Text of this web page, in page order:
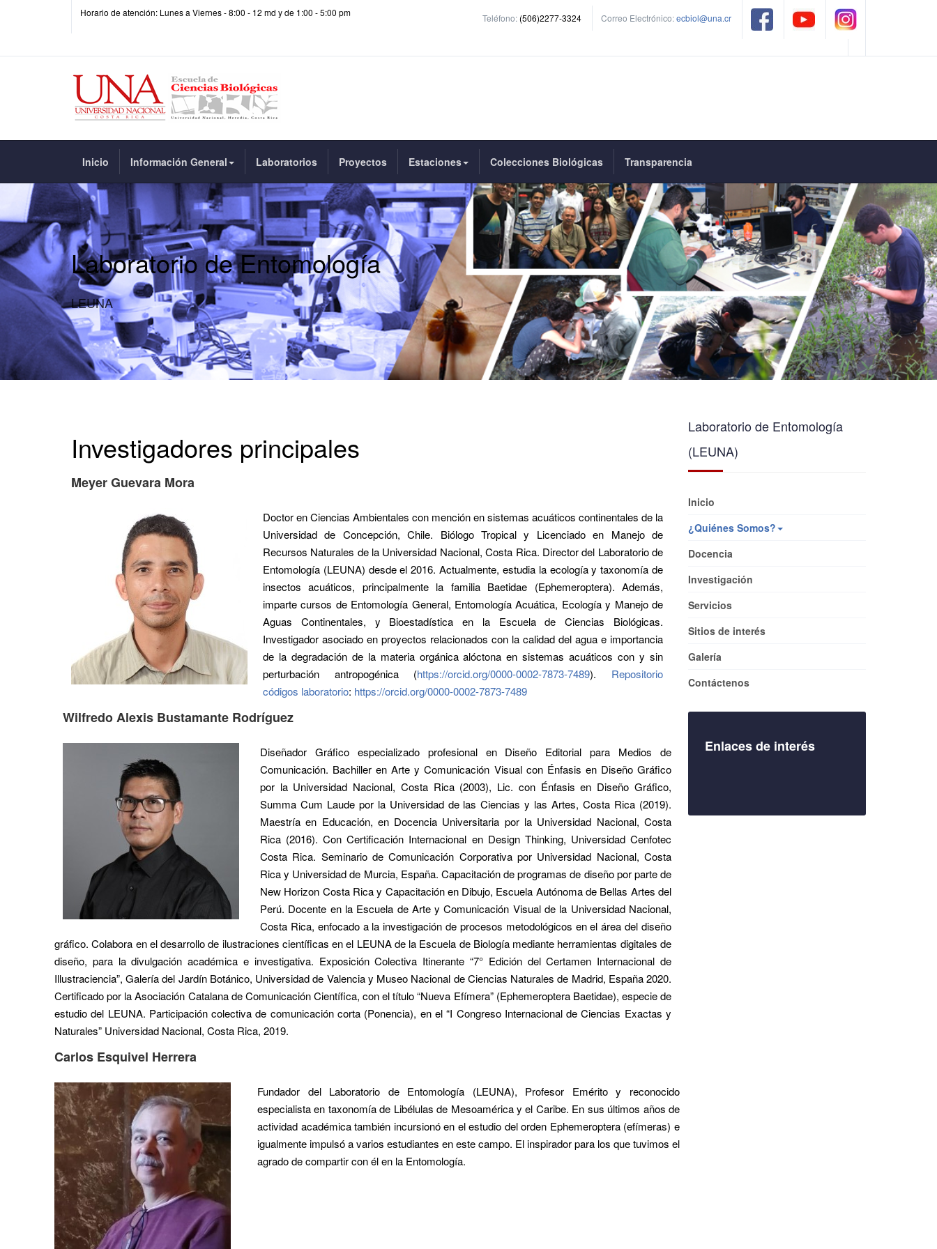
Horario de atención: Lunes a Viernes - 8:00 - 12 md y de 1:00 - 5:00 pm Teléfono: (506)2277-3324 Correo Electrónico:ecbiol@una.cr
Inicio Información General Laboratorios Proyectos Estaciones Colecciones Biológicas Transparencia
Laboratorio de Entomología
LEUNA
Investigadores principales
Meyer Guevara Mora
Doctor en Ciencias Ambientales con mención en sistemas acuáticos continentales de la
Universidad de Concepción, Chile. Biólogo Tropical y Licenciado en Manejo de
Recursos Naturales de la Universidad Nacional, Costa Rica. Director del Laboratorio de
Entomología (LEUNA) desde el 2016. Actualmente, estudia la ecología y taxonomía de
insectos acuáticos, principalmente la familia Baetidae (Ephemeroptera). Además,
imparte cursos de Entomología General, Entomología Acuática, Ecología y Manejo de
Aguas Continentales, y Bioestadística en la Escuela de Ciencias Biológicas.
Investigador asociado en proyectos relacionados con la calidad del agua e importancia
de la degradación de la materia orgánica alóctona en sistemas acuáticos con y sin
perturbación antropogénica (https://orcid.org/0000-0002-7873-7489). Repositorio
códigos laboratorio: https://orcid.org/0000-0002-7873-7489
Wilfredo Alexis Bustamante Rodríguez
Diseñador Gráfico especializado profesional en Diseño Editorial para Medios de
Comunicación. Bachiller en Arte y Comunicación Visual con Énfasis en Diseño Gráfico
por la Universidad Nacional, Costa Rica (2003), Lic. con Énfasis en Diseño Gráfico,
Summa Cum Laude por la Universidad de las Ciencias y las Artes, Costa Rica (2019).
Maestría en Educación, en Docencia Universitaria por la Universidad Nacional, Costa
Rica (2016). Con Certificación Internacional en Design Thinking, Universidad Cenfotec
Costa Rica. Seminario de Comunicación Corporativa por Universidad Nacional, Costa
Rica y Universidad de Murcia, España. Capacitación de programas de diseño por parte de
New Horizon Costa Rica y Capacitación en Dibujo, Escuela Autónoma de Bellas Artes del
Perú. Docente en la Escuela de Arte y Comunicación Visual de la Universidad Nacional,
Costa Rica, enfocado a la investigación de procesos metodológicos en el área del diseño
gráfico. Colabora en el desarrollo de ilustraciones científicas en el LEUNA de la Escuela de Biología mediante herramientas digitales de
diseño, para la divulgación académica e investigativa. Exposición Colectiva Itinerante “7° Edición del Certamen Internacional de
Illustraciencia”, Galería del Jardín Botánico, Universidad de Valencia y Museo Nacional de Ciencias Naturales de Madrid, España 2020.
Certificado por la Asociación Catalana de Comunicación Científica, con el título “Nueva Efímera” (Ephemeroptera Baetidae), especie de
estudio del LEUNA. Participación colectiva de comunicación corta (Ponencia), en el “I Congreso Internacional de Ciencias Exactas y
Naturales” Universidad Nacional, Costa Rica, 2019.
Carlos Esquivel Herrera
Fundador del Laboratorio de Entomología (LEUNA), Profesor Emérito y reconocido
especialista en taxonomía de Libélulas de Mesoamérica y el Caribe. En sus últimos años de
actividad académica también incursionó en el estudio del orden Ephemeroptera (efímeras) e
igualmente impulsó a varios estudiantes en este campo. El inspirador para los que tuvimos el
agrado de compartir con él en la Entomología.
Laboratorio de Entomología
(LEUNA)
Inicio
¿Quiénes Somos?
Docencia
Investigación
Servicios
Sitios de interés
Galería
Contáctenos
Enlaces de interés